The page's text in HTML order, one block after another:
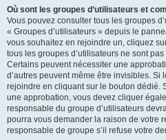
Où sont les groupes d’utilisateurs et
Vous pouvez consulter tous les groupes
« Groupes d’utilisateurs » depuis le
vous souhaitez en rejoindre un, cliquez
tous les groupes d’utilisateurs ne sont
Certains peuvent nécessiter une
d’autres peuvent même être invisibles.
rejoindre en cliquant sur le bouton dédié.
une approbation, vous devez cliquer
responsable du groupe d’utilisateurs
pourra vous demander la raison de votre
responsable de groupe s’il refuse votre